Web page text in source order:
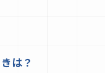
は？